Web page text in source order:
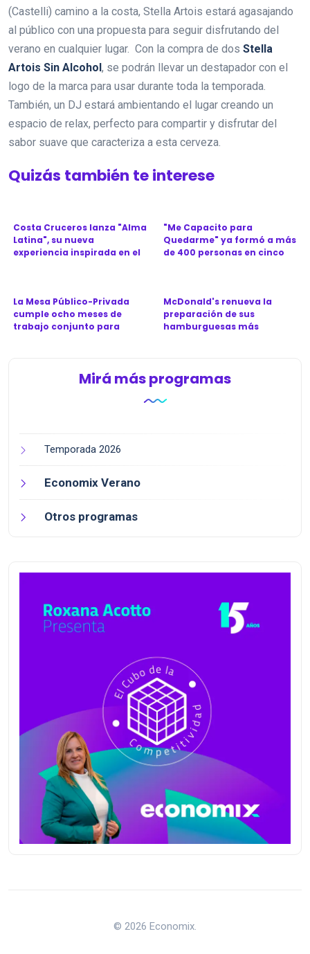
(Castelli) camino a la costa, Stella Artois estará agasajando
al público con una propuesta para seguir disfrutando del
verano en cualquier lugar. Con la compra de dos Stella
Artois Sin Alcohol, se podrán llevar un destapador con el
logo de la marca para usar durante toda la temporada.
También, un DJ estará ambientando el lugar creando un
espacio de relax, perfecto para compartir y disfrutar del
sabor suave que caracteriza a esta cerveza.
Quizás también te interese
Costa Cruceros lanza "Alma
Latina", su nueva
experiencia inspirada en el
"Me Capacito para
Quedarme" ya formó a más
de 400 personas en cinco
La Mesa Público-Privada
cumple ocho meses de
trabajo conjunto para
McDonald's renueva la
preparación de sus
hamburguesas más
Mirá más programas
Temporada 2026
Economix Verano
Otros programas
© 2026 Economix.